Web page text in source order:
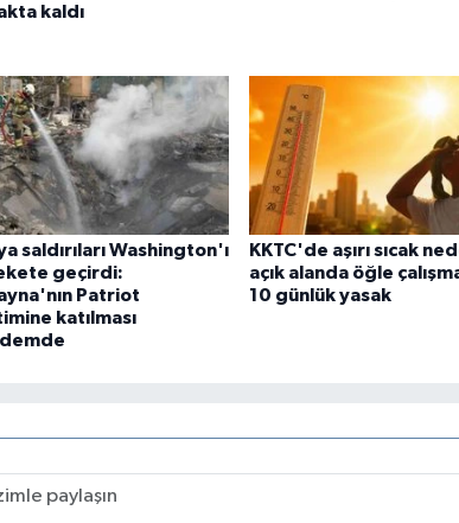
kaldı
saldırıları Washington'ı
geçirdi:
Patriot
katılması
KKTC'de aşırı sıcak
açık alanda öğle
10 günlük yasak